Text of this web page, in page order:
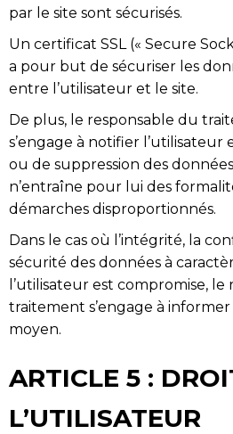
par le site sont sécurisés.
Un certificat SSL (« Secure
a pour but de sécuriser les
entre l’utilisateur et le site.
De plus, le responsable du
s’engage à notifier l’utilisateur
ou de suppression des
n’entraîne pour lui des
démarches disproportionnés.
Dans le cas où l’intégrité, la
sécurité des données à
l’utilisateur est compromise, le
traitement s’engage à
moyen.
ARTICLE 5 :
L’UTILISATEUR